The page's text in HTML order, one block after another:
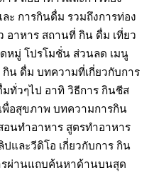
ะ การกินดื่ม รวมถึงการท่อง
อาหาร สถานที่ กิน ดื่ม เที่ยว
หมู่ โปรโมชั่น ส่วนลด เมนู
กิน ดื่ม บทความที่เกี่ยวกับการ
ทั่วๆไป อาทิ วิธีการ กินชีส
พื่อสุขภาพ บทความการกิน
นทำอาหาร สูตรทำอาหาร
และวีดิโอ เกี่ยวกับการ กิน
ผ่านแถบค้นหาด้านบนสุด